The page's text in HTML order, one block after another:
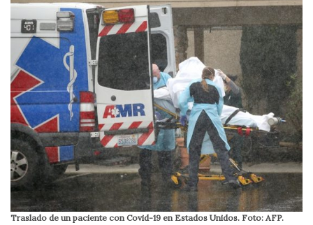
Traslado de un paciente con Covid-19 en Estados Unidos. Foto: AFP.